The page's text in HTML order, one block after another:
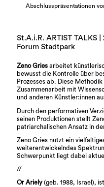
Abschlusspräsentationen
St.A.i.R. ARTIST TALKS |
Forum Stadtpark
Zeno Griesarbeitet
bewusst die Kontrolle über
Prozesses ab. Diese
Zusammenarbeit mit
und anderen Künstler:innen
Durch den performativen
seinen Produktionen stellt
patriarchalischen Ansatz in
Zeno Gries nutzt ein
weiterentwickelndes
Schwerpunkt liegt dabei
//
Or Ariely(geb. 1988, Israel),